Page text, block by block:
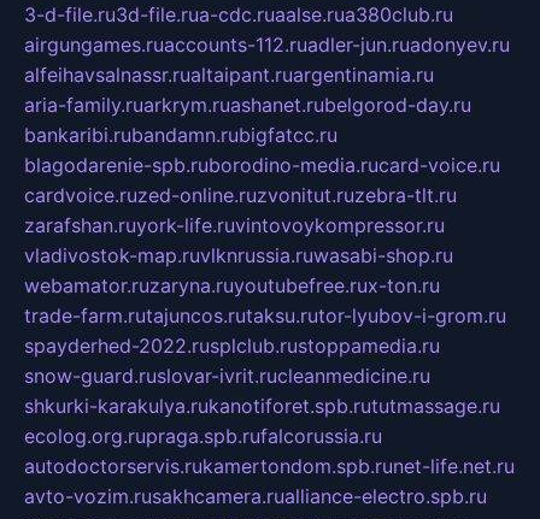
3-d-file.ru3d-file.rua-cdc.ruaalse.rua380club.ru
airgungames.ruaccounts-112.ruadler-jun.ruadonyev.ru
alfeihavsalnassr.rualtaipant.ruargentinamia.ru
aria-family.ruarkrym.ruashanet.rubelgorod-day.ru
bankaribi.rubandamn.rubigfatcc.ru
blagodarenie-spb.ruborodino-media.rucard-voice.ru
cardvoice.ruzed-online.ruzvonitut.ruzebra-tlt.ru
zarafshan.ruyork-life.ruvintovoykompressor.ru
vladivostok-map.ruvlknrussia.ruwasabi-shop.ru
webamator.ruzaryna.ruyoutubefree.rux-ton.ru
trade-farm.rutajuncos.rutaksu.rutor-lyubov-i-grom.ru
spayderhed-2022.rusplclub.rustoppamedia.ru
snow-guard.ruslovar-ivrit.rucleanmedicine.ru
shkurki-karakulya.rukanotiforet.spb.rututmassage.ru
ecolog.org.rupraga.spb.rufalcorussia.ru
autodoctorservis.rukamertondom.spb.runet-life.net.ru
avto-vozim.rusakhcamera.rualliance-electro.spb.ru